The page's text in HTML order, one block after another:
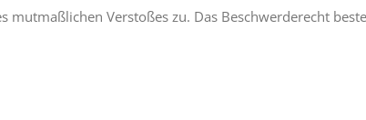
mutmaßlichen Verstoßes zu. Das Beschwerderecht